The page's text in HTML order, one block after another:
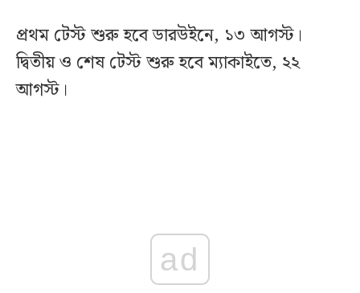
প্রথম টেস্ট শুরু হবে ডারউইনে, ১৩ আগস্ট।
দ্বিতীয় ও শেষ টেস্ট শুরু হবে ম্যাকাইতে, ২২
আগস্ট।
ad